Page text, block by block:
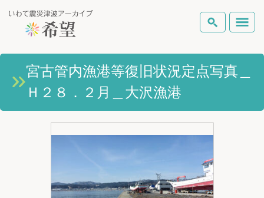
いわて震災津波アーカイブとは
岩手県の被害状況
Foreign Laguage
検索
宮古管内漁港等復旧状況定点写真＿
Ｈ２８．２月＿大沢漁港